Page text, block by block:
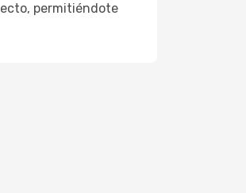
permitiéndote